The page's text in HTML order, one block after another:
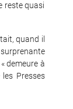
reste quasi
quand il
demeure à
Presses